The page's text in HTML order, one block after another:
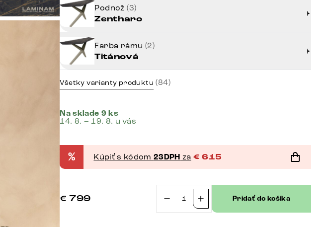
Podnož(3)
Zentharo
Farba rámu (2)
Titánová
Všetky varianty produktu (84)
Na sklade 9 ks
14. 8. – 19. 8. u vás
% Kúpiť s kódom 23DPH za € 615
€ 799
množstvo
Pridať do košíka